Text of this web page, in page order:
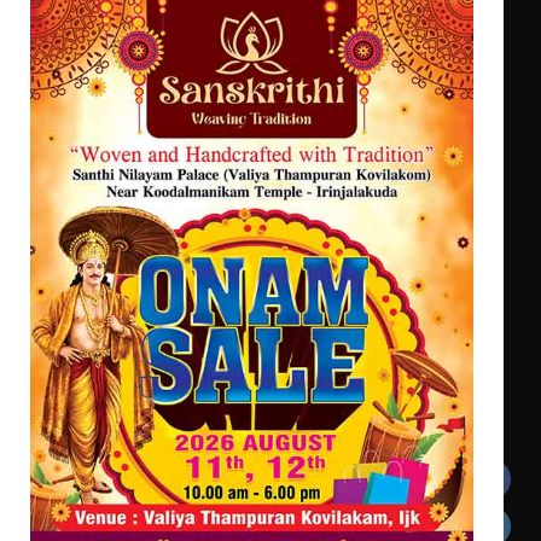
എം.ജി. യൂണിവേഴ്‌സിറ്റിയിൽ നിന്ന്
ഇംഗ്ളീഷ് സാഹിത്യത്തിൽ
ഡോക്ടറേറ്റ് നേടിയ എൻ. ആര്യ
ട്യുണീഷ്യൻ ചിത്രം ” ദി വോയിസ്
ഓഫ് ഹിന്ദ് റജബ് ” ഇരിങ്ങാലക്കുട
ഫിലിം സൊസൈറ്റി ആഗസ്റ്റ് 7
വെള്ളിയാഴ്ച സ്‌ക്രീൻ ചെയ്യുന്നു
Get In Touch
Twitter Facebook
LinkedIn Instagram